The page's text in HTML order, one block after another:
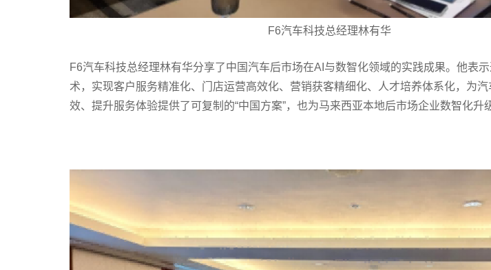
F6汽车科技总经理林有华
F6汽车科技总经理林有华分享了中国汽车后市场在AI与数智化领域的实践成果。他表
术，实现客户服务精准化、门店运营高效化、营销获客精细化、人才培养体系化，为
效、提升服务体验提供了可复制的“中国方案”，也为马来西亚本地后市场企业数智化升